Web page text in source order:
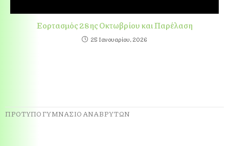
Εορτασμός 28ης Οκτωβρίου και Παρέλαση
25 Ιανουαρίου, 2026
ΠΡΟΤΥΠΟ ΓΥΜΝΑΣΙΟ ΑΝΑΒΡΥΤΩΝ